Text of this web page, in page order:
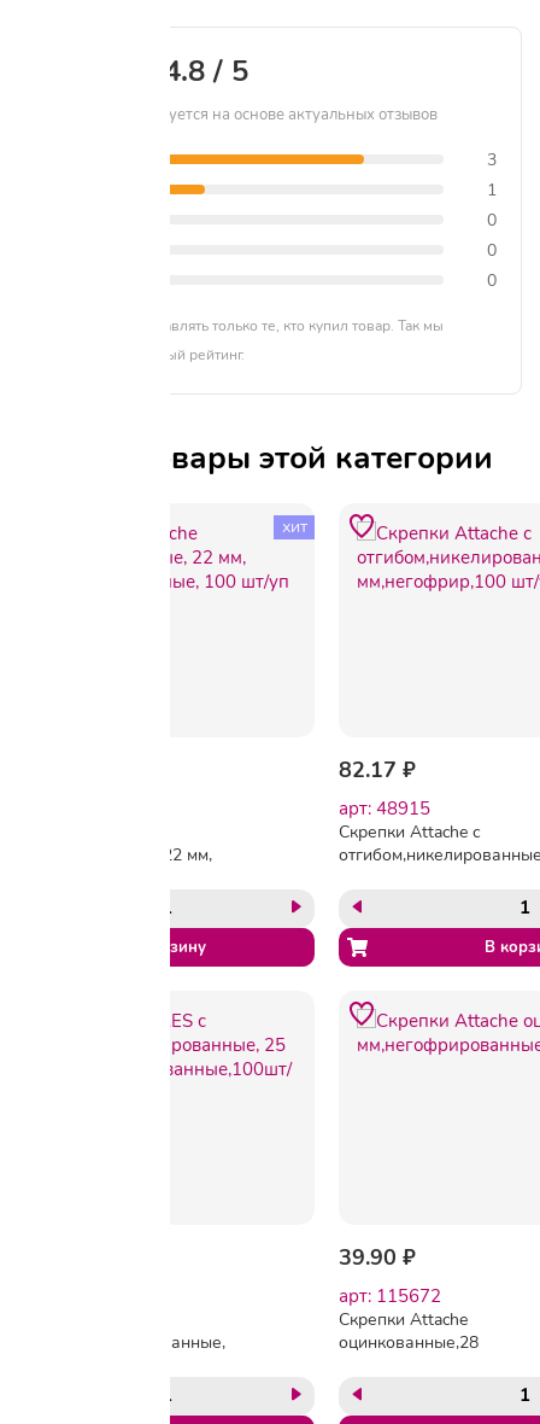
4.8 / 5
Рейтинг формируется на основе актуальных отзывов
3
1
0
0
0
Отзывы могут оставлять только те, кто купил товар. Так мы
формируем честный рейтинг.
Другие товары этой категории
хит
никелированные, 22 мм,
82.17 ₽
арт: 48915
Скрепки Attache с
отгибом,никелированные,
39.90 ₽
арт: 115672
Скрепки Attache
оцинкованные,28
шт/уп